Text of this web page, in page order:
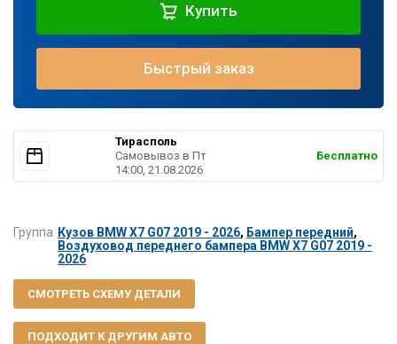
Купить
Быстрый заказ
Тирасполь
Самовывоз в Пт
14:00, 21.08.2026
Бесплатно
Группа Кузов BMW X7 G07 2019 - 2026, Бампер передний,
Воздуховод переднего бампера BMW X7 G07 2019 -
2026
СМОТРЕТЬ СХЕМУ ДЕТАЛИ
ПОДХОДИТ К ДРУГИМ АВТО